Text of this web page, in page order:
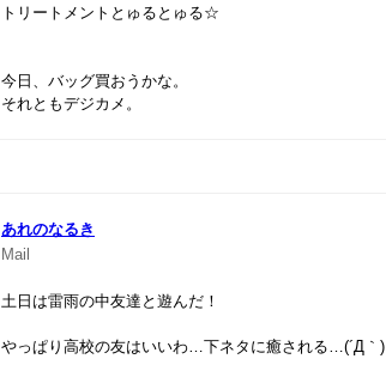
トリートメントとゅるとゅる☆
今日、バッグ買おうかな。
それともデジカメ。
あれのなるき
Mail
土日は雷雨の中友達と遊んだ！
やっぱり高校の友はいいわ…下ネタに癒される…(´Д｀)